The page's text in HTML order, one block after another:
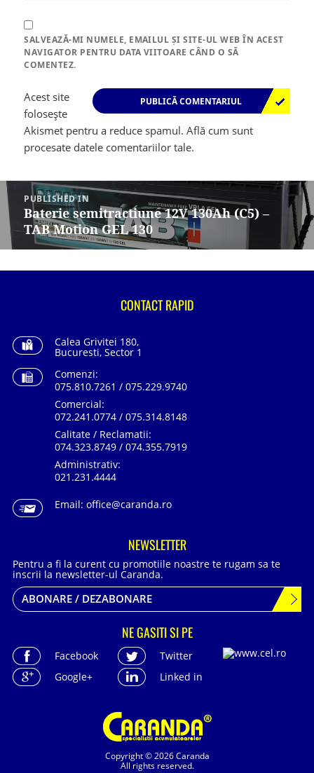
SALVEAZĂ-MI NUMELE, EMAILUL ȘI SITE-UL WEB ÎN ACEST
NAVIGATOR PENTRU DATA VIITOARE CÂND O SĂ
COMENTEZ.
Acest site
folosește
Akismet pentru a reduce spamul.Află cum sunt
procesate datele comentariilor tale.
Navigare
în
articole
PUBLISHED IN
Baterie semitractiune 12V 130Ah (C5) –
TAB Motion GEL 130
Copyright © 2026 Caranda
All rights reserved.
CONTACT RAPID
Calea Grivitei 180,
Bucuresti, Sector 1
Comenzi:
075.810.7261 / 075.229.9740
Comercial:
072.241.0774 / 075.314.8148
Calitate / Reclamatii:
074.323.8749 / 074.355.7919
Administrativ:
021.231.4444
Email: office@caranda.ro
NEWSLETTER
Pentru a fi la curent cu promotiile noastre te rugam sa te
inscrii la newsletter-ul Caranda.
ABONARE / DEZABONARE
NE GASITI SI PE
Facebook
Twitter
Google+
Linked in